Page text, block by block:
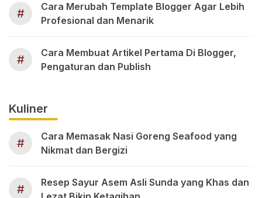
#
Cara Merubah Template Blogger Agar Lebih
Profesional dan Menarik
#
Cara Membuat Artikel Pertama Di Blogger,
Pengaturan dan Publish
Kuliner
#
Cara Memasak Nasi Goreng Seafood yang
Nikmat dan Bergizi
#
Resep Sayur Asem Asli Sunda yang Khas dan